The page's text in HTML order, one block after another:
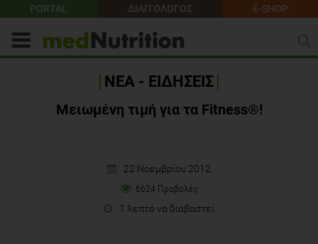
PORTAL ΔΙΑΙΤΟΛΟΓΟΣ E-SHOP
ΝΕΑ - ΕΙΔΗΣΕΙΣ
Μειωμένη τιμή για τα Fitness®!
22 Νοεμβρίου 2012
6624 Προβολές
1 λεπτό να διαβαστεί